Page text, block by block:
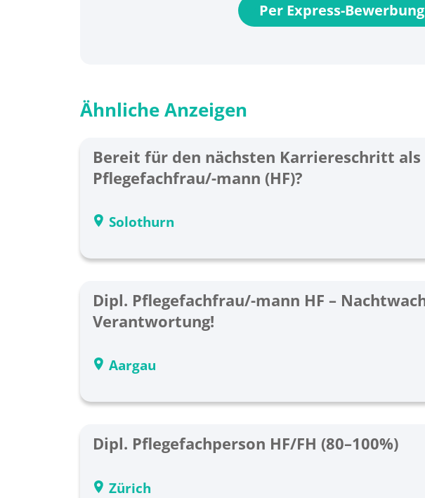
Per Express-
Ähnliche Anzeigen
Bereit für den nächsten Karriereschritt als
Pflegefachfrau/-mann (HF)?
Solothurn
Dipl. Pflegefachfrau/-mann HF –
Verantwortung!
Aargau
Dipl. Pflegefachperson HF/FH (80–100%)
Zürich